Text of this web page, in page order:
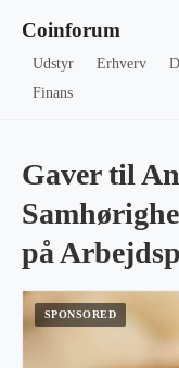
Coinforum
Udstyr Erhverv
Finans
Gaver til
på